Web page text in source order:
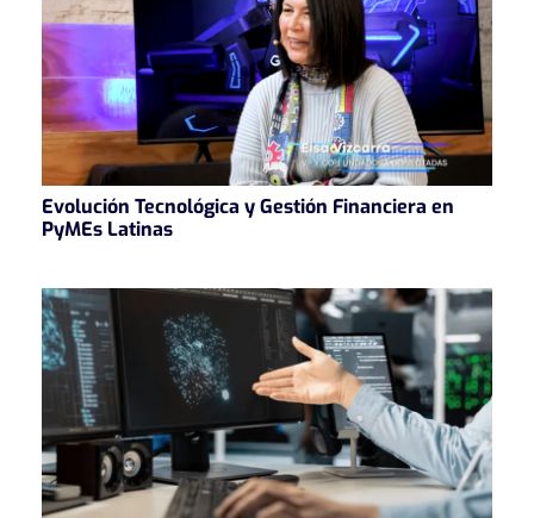
Evolución Tecnológica y Gestión Financiera en
PyMEs Latinas